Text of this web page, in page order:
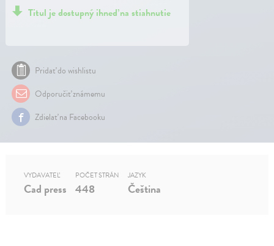
Titul je dostupný ihneď na stiahnutie
Pridať do wishlistu
Odporučiť známemu
Zdielať na Facebooku
VYDAVATEĽ
Cad press
POČET STRÁN
448
JAZYK
Čeština